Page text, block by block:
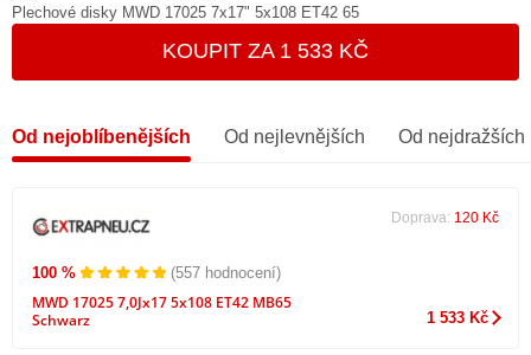
Plechové disky MWD 17025 7x17" 5x108 ET42 65
KOUPIT ZA 1 533 KČ
Od nejoblíbenějších Od nejlevnějších Od nejdražších
100 % (557 hodnocení)
MWD 17025 7,0Jx17 5x108 ET42 MB65
Schwarz
Doprava: 120 Kč
1 533 Kč